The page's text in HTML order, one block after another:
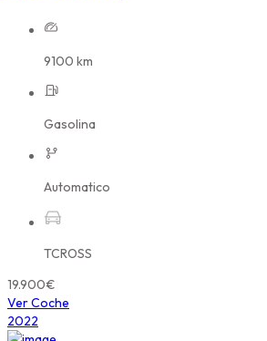
9100 km
Gasolina
Automatico
TCROSS
19.900€
Ver Coche
2022